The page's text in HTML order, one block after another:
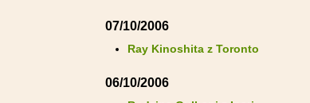
07/10/2006
Ray Kinoshita z Toronto
06/10/2006